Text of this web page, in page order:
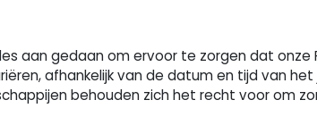
aan gedaan om ervoor te zorgen dat
afhankelijk van de datum en tijd van
behouden zich het recht voor om